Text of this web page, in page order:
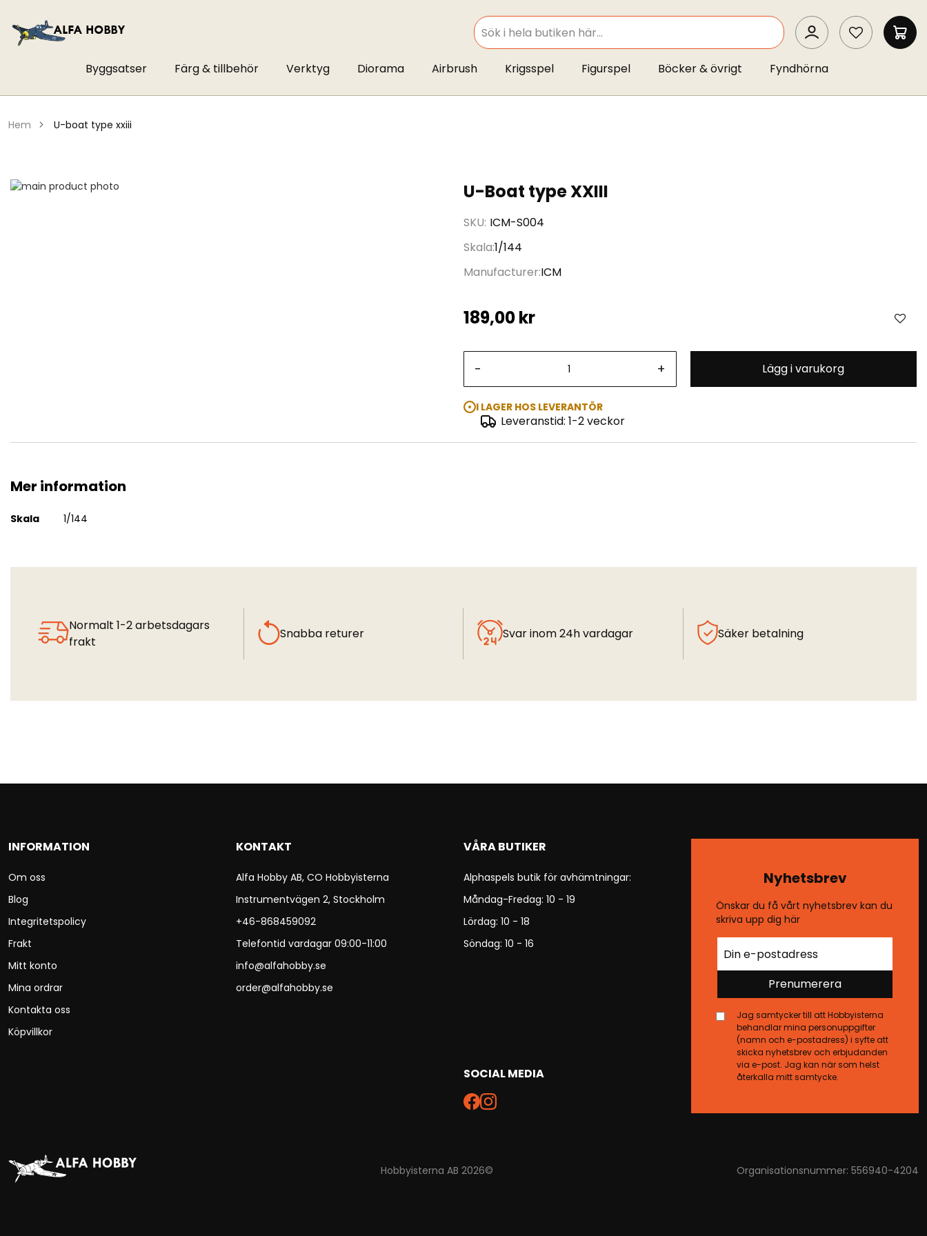
SEARCH
SEARCH
MIN
Byggsatser Färg & tillbehör Verktyg Diorama Airbrush Krigsspel Figurspel Böcker & övrigt Fyndhörna
hem u-boat type xxiii
U-Boat type XXIII
SKU ICM-S004
Skala1/144
Manufacturer ICM
189,00 kr
- + Lägg i varukorg
I LAGER HOS LEVERANTÖR
Leveranstid: 1-2 veckor
Hoppa
Mer information
Mer
Skala 1/144
Normalt 1-2 arbetsdagars
frakt
Snabba returer Svar inom 24h vardagar Säker betalning
INFORMATION
Om oss
Blog
Integritetspolicy
Frakt
Mitt konto
Mina ordrar
Kontakta oss
Köpvillkor
KONTAKT
Alfa Hobby AB, CO Hobbyisterna
Instrumentvägen 2, Stockholm
+46-868459092
Telefontid vardagar 09:00-11:00
info@alfahobby.se
order@alfahobby.se
VÅRA BUTIKER
Alphaspels butik för avhämtningar:
Måndag-Fredag: 10 - 19
Lördag: 10 - 18
Söndag: 10 - 16
SOCIAL MEDIA
Nyhetsbrev
Önskar du få vårt nyhetsbrev kan du
skriva upp dig här
Prenumerera
Jag samtycker till att Hobbyisterna
behandlar mina personuppgifter
(namn och e-postadress) i syfte att
skicka nyhetsbrev och erbjudanden
via e-post. Jag kan när som helst
återkalla mitt samtycke.
Hobbyisterna AB 2026© Organisationsnummer: 556940-4204